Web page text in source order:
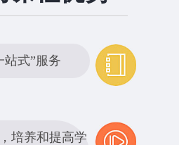
站式”服务
培养和提高学